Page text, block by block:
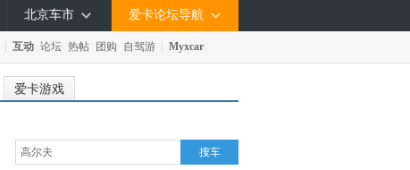
爱卡论坛导航
北京车市
互动 论坛 热帖 团购 自驾游 Myxcar
爱卡游戏